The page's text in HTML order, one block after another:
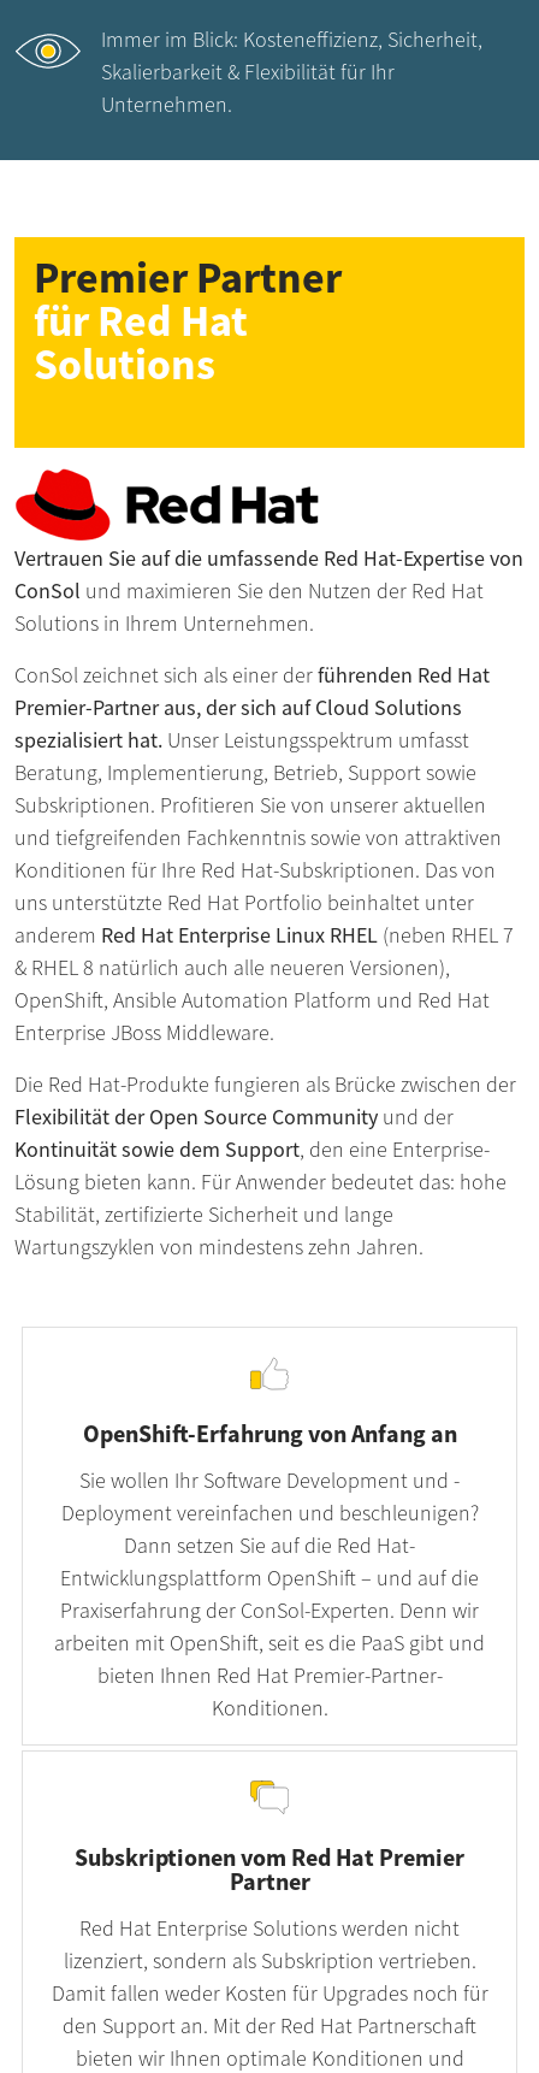
Immer im Blick: Kosteneffizienz, Sicherheit,
Skalierbarkeit & Flexibilität für Ihr
Unternehmen.
Premier Partner
für Red Hat
Solutions
Vertrauen Sie auf die umfassende Red Hat-Expertise von
ConSol und maximieren Sie den Nutzen der Red Hat
Solutions in Ihrem Unternehmen.
ConSol zeichnet sich als einer derführenden Red Hat
Premier-Partner aus, der sich auf Cloud Solutions
spezialisiert hat. Unser Leistungsspektrum umfasst
Beratung, Implementierung, Betrieb, Support sowie
Subskriptionen. Profitieren Sie von unserer aktuellen
und tiefgreifenden Fachkenntnis sowie von attraktiven
Konditionen für Ihre Red Hat-Subskriptionen. Das von
uns unterstützte Red Hat Portfolio beinhaltet unter
anderem Red Hat Enterprise Linux RHEL (neben RHEL 7
& RHEL 8 natürlich auch alle neueren Versionen),
OpenShift, Ansible Automation Platform und Red Hat
Enterprise JBoss Middleware.
Die Red Hat-Produkte fungieren als Brücke zwischen der
Flexibilität der Open Source Community und der
Kontinuität sowie dem Support, den eine Enterprise-
Lösung bieten kann. Für Anwender bedeutet das: hohe
Stabilität, zertifizierte Sicherheit und lange
Wartungszyklen von mindestens zehn Jahren.
OpenShift-Erfahrung von Anfang an
Sie wollen Ihr Software Development und -
Deployment vereinfachen und beschleunigen?
Dann setzen Sie auf die Red Hat-
Entwicklungsplattform OpenShift – und auf die
Praxiserfahrung der ConSol-Experten. Denn wir
arbeiten mit OpenShift, seit es die PaaS gibt und
bieten Ihnen Red Hat Premier-Partner-
Konditionen.
Subskriptionen vom Red Hat Premier
Partner
Red Hat Enterprise Solutions werden nicht
lizenziert, sondern als Subskription vertrieben.
Damit fallen weder Kosten für Upgrades noch für
den Support an. Mit der Red Hat Partnerschaft
bieten wir Ihnen optimale Konditionen und